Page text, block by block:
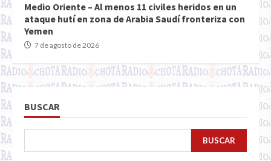
Medio Oriente – Al menos 11 civiles heridos en un
ataque hutí en zona de Arabia Saudí fronteriza con
Yemen
7 de agosto de 2026
BUSCAR
BUSCAR